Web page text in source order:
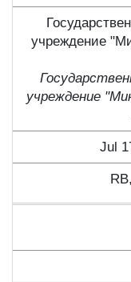
учреждение
учреждение
Jul